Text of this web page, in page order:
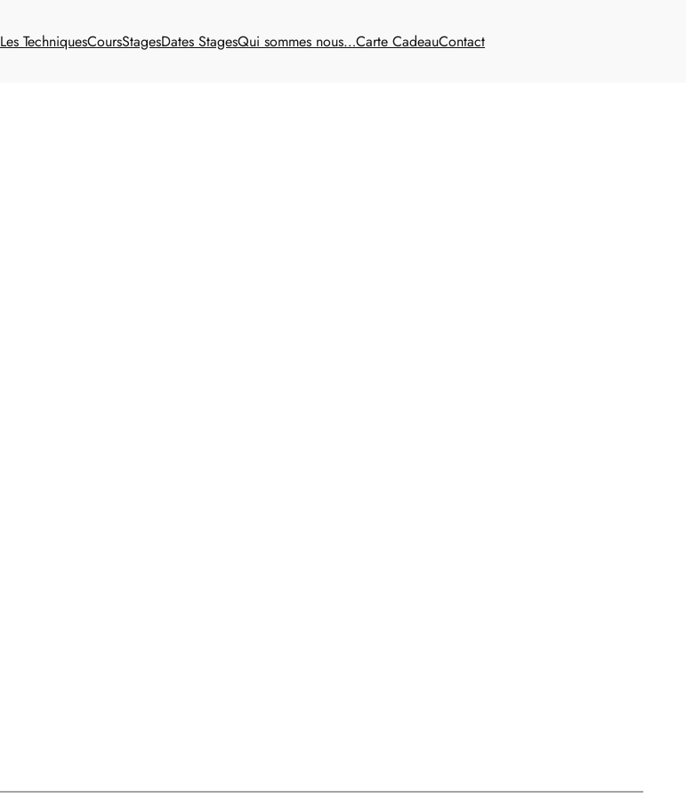
Les TechniquesCoursStagesDates StagesQui sommes nous…Carte CadeauContact